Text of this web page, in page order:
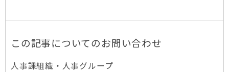
この記事についてのお問い合わせ
人事課組織・人事グループ